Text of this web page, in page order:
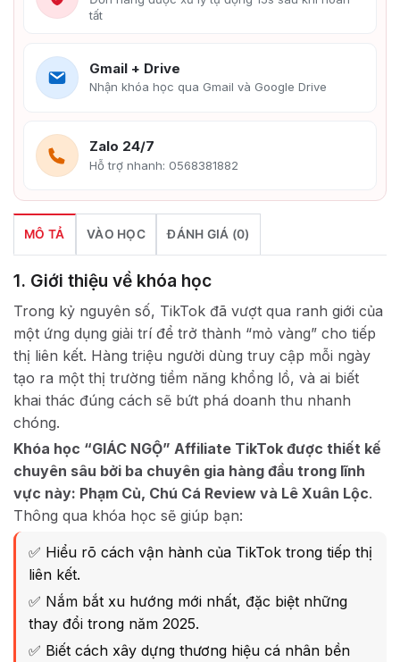
tất
Gmail + Drive
Nhận khóa học qua Gmail và Google Drive
Zalo 24/7
Hỗ trợ nhanh: 0568381882
MÔ TẢ VÀO HỌC ĐÁNH GIÁ (0)
1. Giới thiệu về khóa học
Trong kỷ nguyên số, TikTok đã vượt qua ranh giới của
một ứng dụng giải trí để trở thành “mỏ vàng” cho tiếp
thị liên kết. Hàng triệu người dùng truy cập mỗi ngày
tạo ra một thị trường tiềm năng khổng lồ, và ai biết
khai thác đúng cách sẽ bứt phá doanh thu nhanh
chóng.
Khóa học “GIÁC NGỘ” Affiliate TikTok được thiết kế
chuyên sâu bởi ba chuyên gia hàng đầu trong lĩnh
vực này: Phạm Củ, Chú Cá Review và Lê Xuân Lộc.
Thông qua khóa học sẽ giúp bạn:
✅ Hiểu rõ cách vận hành của TikTok trong tiếp thị
liên kết.
✅ Nắm bắt xu hướng mới nhất, đặc biệt những
thay đổi trong năm 2025.
✅ Biết cách xây dựng thương hiệu cá nhân bền